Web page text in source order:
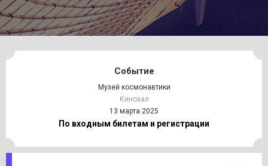
Событие
Музей космонавтики
Кинозал
13 марта 2025
По входным билетам и регистрации